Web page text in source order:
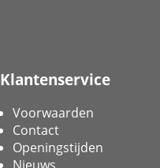
Klantenservice
Voorwaarden
Contact
Openingstijden